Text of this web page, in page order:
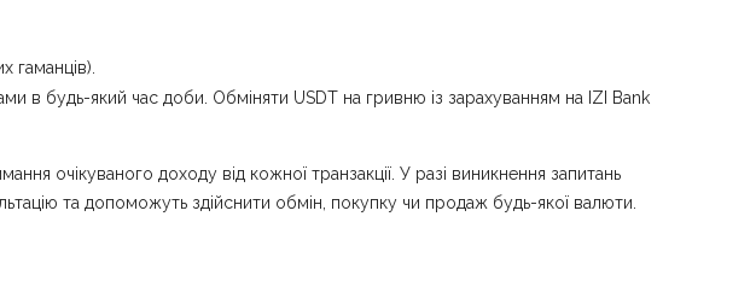
гаманців).
в будь-який час доби. Обміняти USDT на гривню із зарахуванням на IZI Bank
очікуваного доходу від кожної транзакції. У разі виникнення запитань
та допоможуть здійснити обмін, покупку чи продаж будь-якої валюти.